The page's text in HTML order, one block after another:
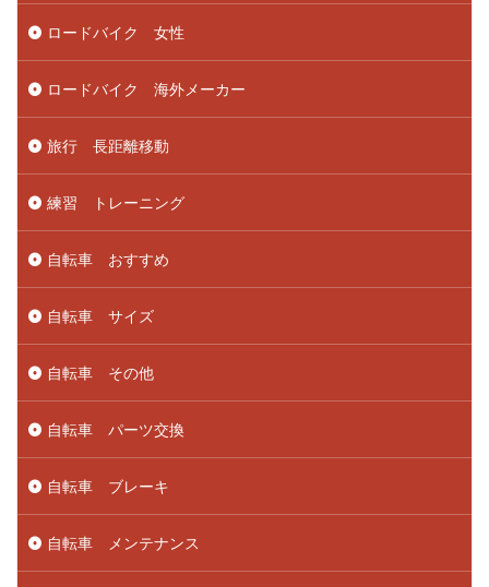
ロードバイク 女性
ロードバイク 海外メーカー
旅行 長距離移動
練習 トレーニング
自転車 おすすめ
自転車 サイズ
自転車 その他
自転車 パーツ交換
自転車 ブレーキ
自転車 メンテナンス